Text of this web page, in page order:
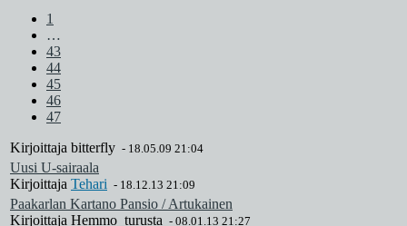
1
…
43
44
45
46
47
Kirjoittaja bitterfly - 18.05.09 21:04
Uusi U-sairaala
Kirjoittaja Tehari - 18.12.13 21:09
Paakarlan Kartano Pansio / Artukainen
Kirjoittaja Hemmo_turusta - 08.01.13 21:27